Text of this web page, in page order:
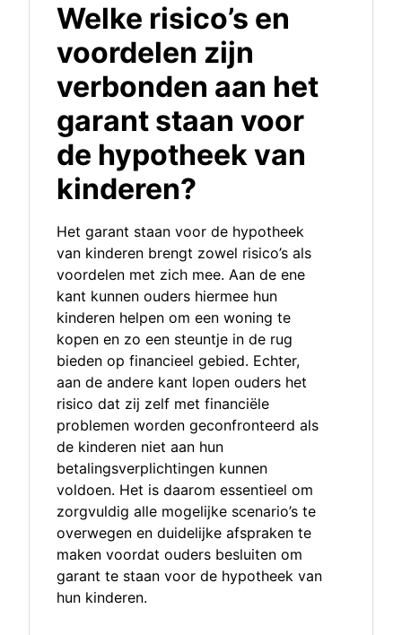
Welke risico’s en
voordelen zijn
verbonden aan het
garant staan voor
de hypotheek van
kinderen?
Het garant staan voor de hypotheek
van kinderen brengt zowel risico’s als
voordelen met zich mee. Aan de ene
kant kunnen ouders hiermee hun
kinderen helpen om een woning te
kopen en zo een steuntje in de rug
bieden op financieel gebied. Echter,
aan de andere kant lopen ouders het
risico dat zij zelf met financiële
problemen worden geconfronteerd als
de kinderen niet aan hun
betalingsverplichtingen kunnen
voldoen. Het is daarom essentieel om
zorgvuldig alle mogelijke scenario’s te
overwegen en duidelijke afspraken te
maken voordat ouders besluiten om
garant te staan voor de hypotheek van
hun kinderen.